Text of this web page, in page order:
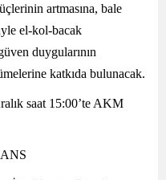
artmasına, bale
el-kol-bacak
duygularının
katkıda bulunacak.
saat 15:00’te AKM